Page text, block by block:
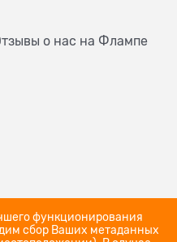
о нас на Флампе
функционирования
сбор Ваших метаданных